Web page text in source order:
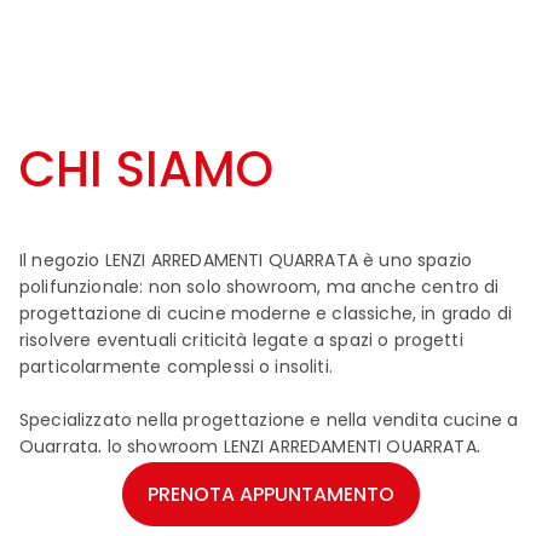
CHI SIAMO
Il negozio LENZI ARREDAMENTI QUARRATA è uno spazio
polifunzionale: non solo showroom, ma anche centro di
progettazione di cucine moderne e classiche, in grado di
risolvere eventuali criticità legate a spazi o progetti
particolarmente complessi o insoliti.
Specializzato nella progettazione e nella vendita cucine a
Quarrata, lo showroom LENZI ARREDAMENTI QUARRATA,
situato in Via Montalbano, 416 a QUARRATA, offre la
possibilità di vedere e toccare con mano ambienti
progettati secondo le più importanti novità del settore e
PRENOTA APPUNTAMENTO